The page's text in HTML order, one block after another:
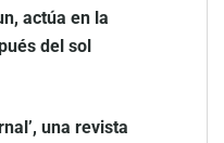
actúa en la
del sol
una revista